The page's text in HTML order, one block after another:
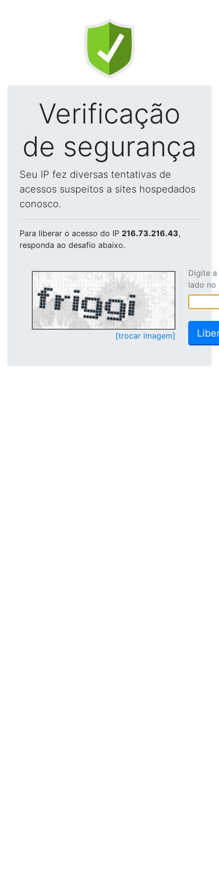
Verificação
de segurança
Seu IP fez diversas tentativas de
acessos suspeitos a sites hospedados
conosco.
Para liberar o acesso do IP 216.73.216.43,
responda ao desafio abaixo.
[trocar imagem]
Digite
lado no